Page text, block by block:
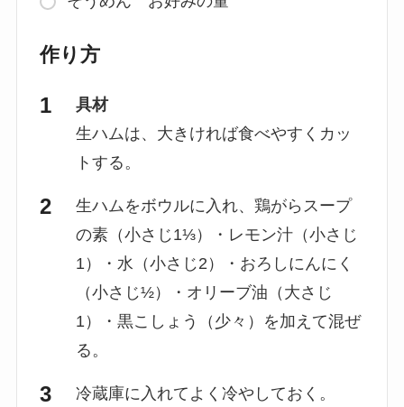
作り方
具材
生ハムは、大きければ食べやすくカッ
トする。
生ハムをボウルに入れ、鶏がらスープ
の素（小さじ1⅓）・レモン汁（小さじ
1）・水（小さじ2）・おろしにんにく
（小さじ½）・オリーブ油（大さじ
1）・黒こしょう（少々）を加えて混ぜ
る。
冷蔵庫に入れてよく冷やしておく。